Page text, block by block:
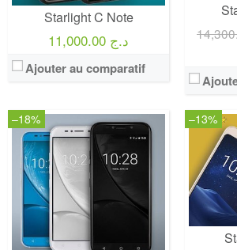
Starlight C Note
11,000.00 د.ج
Ajouter au comparatif
–18% –13%